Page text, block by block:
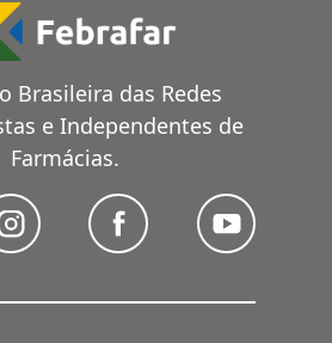
Brasileira das Redes
e Independentes de
Farmácias.